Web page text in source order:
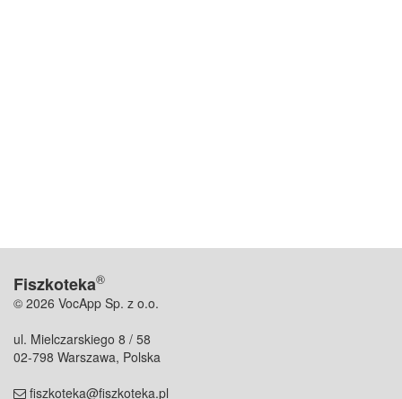
Fiszkoteka®
© 2026 VocApp Sp. z o.o.
ul. Mielczarskiego 8 / 58
02-798 Warszawa, Polska
fiszkoteka@fiszkoteka.pl